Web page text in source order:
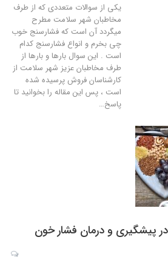
یکی از سوالات متعددی که از طرف
مخاطبان شهر سلامت مطرح
میگردد آن است که فشارسنج خوب
چی بخرم و انواع فشارسنج کدام
است . این سوال بارها و بارها از
طرف مخاطبان عزیز شهر سلامت از
کارشناسان فروش پرسیده شده
است ، پس این مقاله را بخوانید تا
پاسخ…
پیشگیری و درمان فشار خون